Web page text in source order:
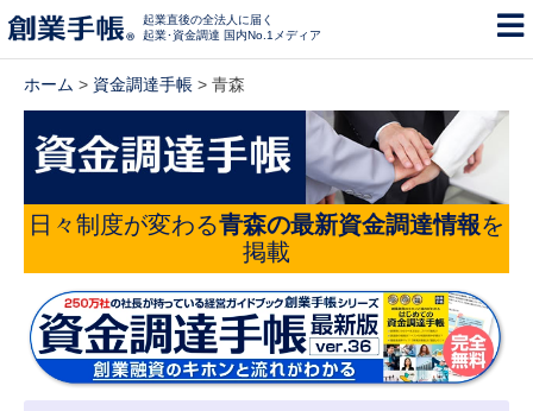
起業直後の全法人に届く
起業･資金調達 国内No.1メディア
ホーム > 資金調達手帳 > 青森
日々制度が変わる青森の最新資金調達情報を
掲載